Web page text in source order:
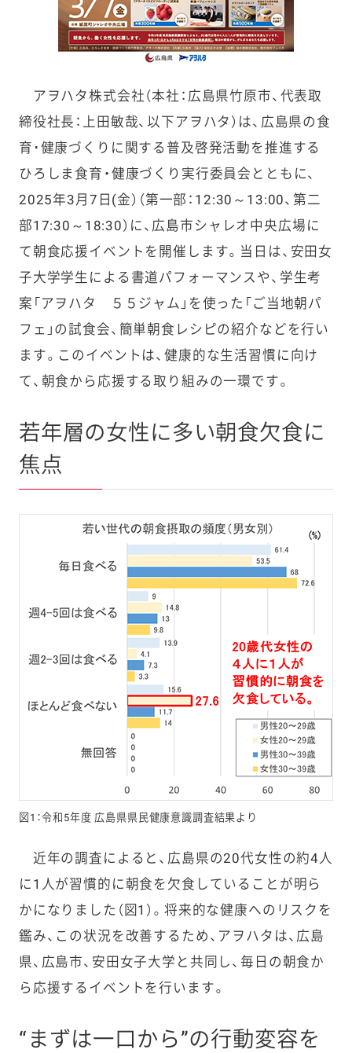
アヲハタ株式会社（本社：広島県竹原市、代表取
締役社長：上田敏哉、以下アヲハタ）は、広島県の食
育･健康づくりに関する普及啓発活動を推進する
ひろしま食育・健康づくり実行委員会とともに、
2025年3月7日(金）（第一部：12:30～13:00、第二
部17:30～18:30）に、広島市シャレオ中央広場に
て朝食応援イベントを開催します。当日は、安田女
子大学学生による書道パフォーマンスや、学生考
案「アヲハタ ５５ジャム」を使った「ご当地朝パ
フェ」の試食会、簡単朝食レシピの紹介などを行い
ます。このイベントは、健康的な生活習慣に向け
て、朝食から応援する取り組みの一環です。
若年層の女性に多い朝食欠食に
焦点
図1：令和5年度 広島県県民健康意識調査結果より
近年の調査によると、広島県の20代女性の約4人
に1人が習慣的に朝食を欠食していることが明ら
かになりました（図1）。将来的な健康へのリスクを
鑑み、この状況を改善するため、アヲハタは、広島
県、広島市、安田女子大学と共同し、毎日の朝食か
ら応援するイベントを行います。
“まずは一口から”の行動変容を